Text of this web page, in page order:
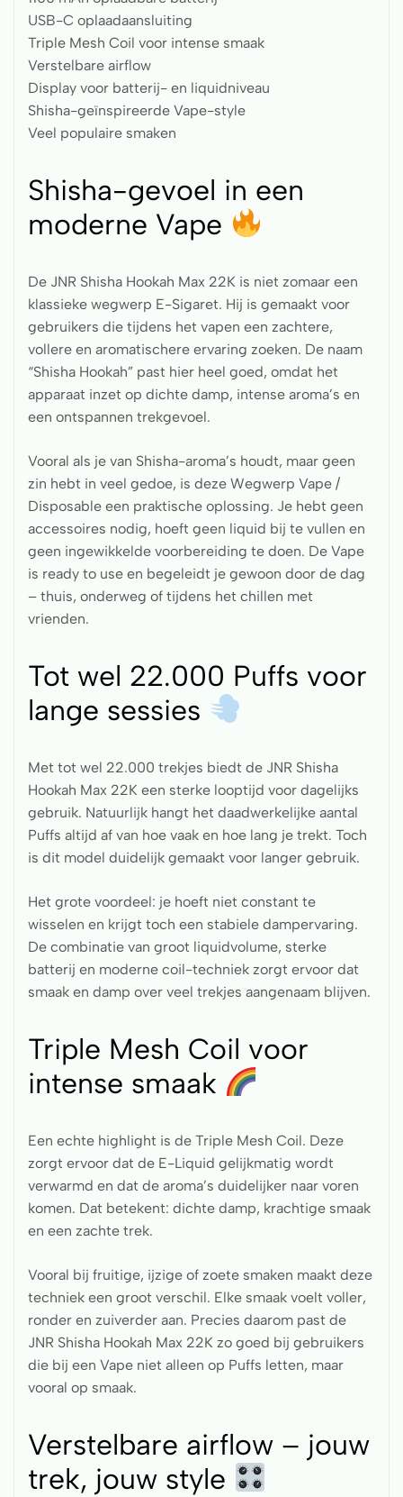
USB-C oplaadaansluiting
Triple Mesh Coil voor intense smaak
Verstelbare airflow
Display voor batterij- en liquidniveau
Shisha-geïnspireerde Vape-style
Veel populaire smaken
Shisha-gevoel in een
moderne Vape
De JNR Shisha Hookah Max 22K is niet zomaar een
klassieke wegwerp E-Sigaret. Hij is gemaakt voor
gebruikers die tijdens het vapen een zachtere,
vollere en aromatischere ervaring zoeken. De naam
“Shisha Hookah” past hier heel goed, omdat het
apparaat inzet op dichte damp, intense aroma’s en
een ontspannen trekgevoel.
Vooral als je van Shisha-aroma’s houdt, maar geen
zin hebt in veel gedoe, is deze Wegwerp Vape /
Disposable een praktische oplossing. Je hebt geen
accessoires nodig, hoeft geen liquid bij te vullen en
geen ingewikkelde voorbereiding te doen. De Vape
is ready to use en begeleidt je gewoon door de dag
– thuis, onderweg of tijdens het chillen met
vrienden.
Tot wel 22.000 Puffs voor
lange sessies
Met tot wel 22.000 trekjes biedt de JNR Shisha
Hookah Max 22K een sterke looptijd voor dagelijks
gebruik. Natuurlijk hangt het daadwerkelijke aantal
Puffs altijd af van hoe vaak en hoe lang je trekt. Toch
is dit model duidelijk gemaakt voor langer gebruik.
Het grote voordeel: je hoeft niet constant te
wisselen en krijgt toch een stabiele dampervaring.
De combinatie van groot liquidvolume, sterke
batterij en moderne coil-techniek zorgt ervoor dat
smaak en damp over veel trekjes aangenaam blijven.
Triple Mesh Coil voor
intense smaak
Een echte highlight is de Triple Mesh Coil. Deze
zorgt ervoor dat de E-Liquid gelijkmatig wordt
verwarmd en dat de aroma’s duidelijker naar voren
komen. Dat betekent: dichte damp, krachtige smaak
en een zachte trek.
Vooral bij fruitige, ijzige of zoete smaken maakt deze
techniek een groot verschil. Elke smaak voelt voller,
ronder en zuiverder aan. Precies daarom past de
JNR Shisha Hookah Max 22K zo goed bij gebruikers
die bij een Vape niet alleen op Puffs letten, maar
vooral op smaak.
Verstelbare airflow – jouw
trek, jouw style